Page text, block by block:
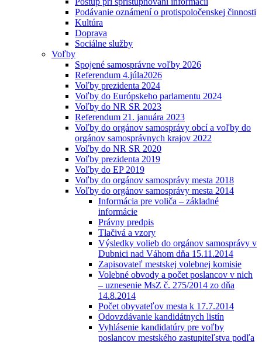
Podávanie oznámení o protispoločenskej činnosti
Kultúra
Doprava
Sociálne služby
Voľby
Spojené samosprávne voľby 2026
Referendum 4.júla2026
Voľby prezidenta 2024
Voľby do Európskeho parlamentu 2024
Voľby do NR SR 2023
Referendum 21. januára 2023
Voľby do orgánov samosprávy obcí a voľby do
orgánov samosprávnych krajov 2022
Voľby do NR SR 2020
Voľby prezidenta 2019
Voľby do EP 2019
Voľby do orgánov samosprávy mesta 2018
Voľby do orgánov samosprávy mesta 2014
Informácia pre voliča – základné
informácie
Právny predpis
Tlačivá a vzory
Výsledky volieb do orgánov samosprávy v
Dubnici nad Váhom dňa 15.11.2014
Zapisovateľ mestskej volebnej komisie
Volebné obvody a počet poslancov v nich
– uznesenie MsZ č. 275/2014 zo dňa
14.8.2014
Počet obyvateľov mesta k 17.7.2014
Odovzdávanie kandidátnych listín
Vyhlásenie kandidatúry pre voľby
poslancov mestského zastupiteľstva podľa